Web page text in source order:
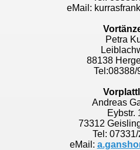
eMail:
Petra
88138
Tel:08388/
Andreas
Eybstr.
73312
Tel:
eMail: